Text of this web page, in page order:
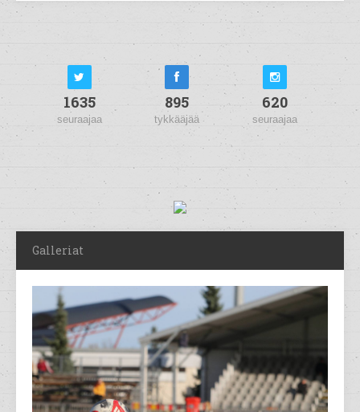
1635
seuraajaa
895
tykkääjää
620
seuraajaa
Galleriat